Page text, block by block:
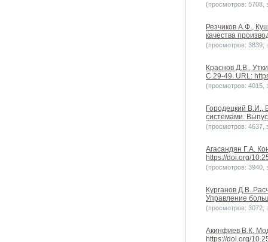
(просмотров: 5708,
Резчиков А.Ф.,
качества
(просмотров: 3839,
Краснов Д.В.,
С.29-49. URL:
(просмотров: 4015,
Городецкий В.И.,
системами.
(просмотров: 4637,
Агасандян Г.А.
https://doi.org/
(просмотров: 3940,
Курганов Д.В.
Управление
(просмотров: 3072,
Акинфиев В.К.
https://doi.org/